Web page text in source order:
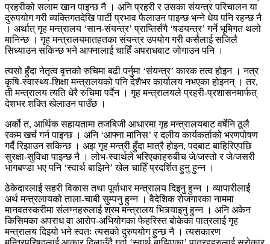
प्रहरीको सलाम खान पाइन्छ नै । अनि प्रहरी र उसका संयन्त्र परिचालन या
दुरुपयोग गरी व्यक्तिगतदेखि पार्टी प्रभाव फैलाउन पाइन्छ भन्ने धेय पनि रहन्छ नै
। अर्थात् गृह मन्त्रालय ‘सान-संयन्त्र’ प्राप्तिसँगै ‘षडयन्त्र’ गर्ने भूमिगत थलो
मानिन्छ । गृह मन्त्रालयमातहतका संयन्त्र उपयोग गरी कसैलाई सजिलै
सिध्याउन सकिन्छ भने आफ्नालाई चाहिँ अपराधबाट जोगाउन पनि ।
त्यसो हुँदा नेतृत्व वृत्तको रुचिमा बढी पर्नुमा ‘संयन्त्र’ कारक तत्व होइन । नत्र
कृषि-स्वास्थ्य-शिक्षा मन्त्रालयको पनि देशैभर कार्यालय नभएका होइनन् । तर,
ती मन्त्रालय त्यति धेरै रुचिमा पर्दैन । गृह मन्त्रालयले प्रहरी-प्रशासनमार्फत्
देशभर शक्ति खेलाउन पाउँछ ।
अर्को त, आर्थिक सहायतामा तजबिजी आधारमा गृह मन्त्रालयबाट वर्षेनि ठूलै
रकम खर्च गर्न पाइन्छ । अनि ‘आफ्ना मानिस’ र दलीय कार्यकर्ताको भरणपोषण
गर्दै रिझाउन सकिन्छ । अझ गृह मन्त्री हुँदा मात्रै होइन, पदबाट बाहिरिएपछि
सुरक्षा-सुविधा पाइन्छ नै । लोभ-स्वार्थले भरिएकाहरुबीच जे/जस्तो र जे/जसरी
भागबण्डा भए पनि ‘स्वार्थ बाझिने’ खेल चाहिँ प्रदर्शित हुनु हुन्न ।
ठेकेदारलाई सहरी विकास तथा पूर्वाधार मन्त्रालय दिइनु हुन्न । व्यापारीलाई
अर्थ मन्त्रलायको ताला-चाबी सुम्पनु हुन्न । वैदेशिक रोजगारका नाममा
मानवतस्करीमा संलग्नहरुलाई श्रम मन्त्रालय भित्र्याइनु हुन्न । अनि अकेन
किसिमका अपराध वा आरोप-अभियोगका फेहरिस्त बोकेका पात्रलाई गृह
मन्त्रालय दिइयो भने स्वतः त्यसको दुरुपयोग हुन्छ नै । त्यसकारण